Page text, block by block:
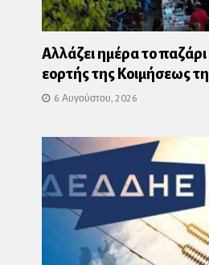
Αλλάζει ημέρα το
εορτής της Κοιμήσεως
6 Αυγούστου, 2026